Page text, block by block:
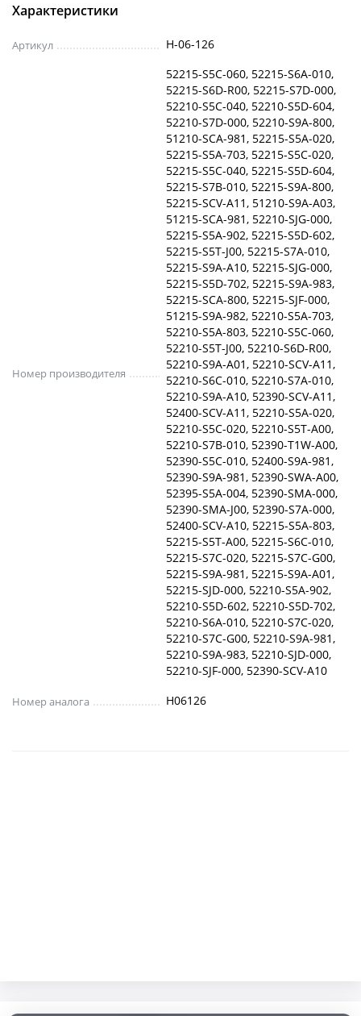
Характеристики
Артикул H-06-126
Номер производителя
52215-S5C-060, 52215-S6A-010,
52215-S6D-R00, 52215-S7D-000,
52210-S5C-040, 52210-S5D-604,
52210-S7D-000, 52210-S9A-800,
51210-SCA-981, 52215-S5A-020,
52215-S5A-703, 52215-S5C-020,
52215-S5C-040, 52215-S5D-604,
52215-S7B-010, 52215-S9A-800,
52215-SCV-A11, 51210-S9A-A03,
51215-SCA-981, 52210-SJG-000,
52215-S5A-902, 52215-S5D-602,
52215-S5T-J00, 52215-S7A-010,
52215-S9A-A10, 52215-SJG-000,
52215-S5D-702, 52215-S9A-983,
52215-SCA-800, 52215-SJF-000,
51215-S9A-982, 52210-S5A-703,
52210-S5A-803, 52210-S5C-060,
52210-S5T-J00, 52210-S6D-R00,
52210-S9A-A01, 52210-SCV-A11,
52210-S6C-010, 52210-S7A-010,
52210-S9A-A10, 52390-SCV-A11,
52400-SCV-A11, 52210-S5A-020,
52210-S5C-020, 52210-S5T-A00,
52210-S7B-010, 52390-T1W-A00,
52390-S5C-010, 52400-S9A-981,
52390-S9A-981, 52390-SWA-A00,
52395-S5A-004, 52390-SMA-000,
52390-SMA-J00, 52390-S7A-000,
52400-SCV-A10, 52215-S5A-803,
52215-S5T-A00, 52215-S6C-010,
52215-S7C-020, 52215-S7C-G00,
52215-S9A-981, 52215-S9A-A01,
52215-SJD-000, 52210-S5A-902,
52210-S5D-602, 52210-S5D-702,
52210-S6A-010, 52210-S7C-020,
52210-S7C-G00, 52210-S9A-981,
52210-S9A-983, 52210-SJD-000,
52210-SJF-000, 52390-SCV-A10
Номер аналога H06126